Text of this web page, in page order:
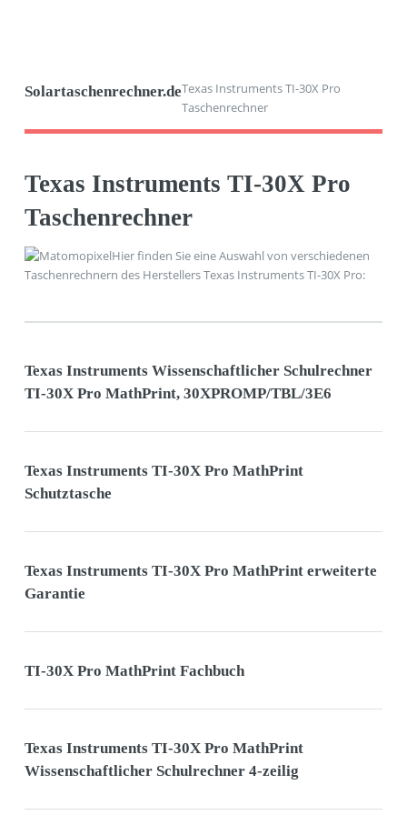
Solartaschenrechner.deTexas Instruments TI-30X Pro
Taschenrechner
Texas Instruments TI-30X Pro
Taschenrechner
Hier finden Sie eine Auswahl von verschiedenen
Taschenrechnern des Herstellers Texas Instruments TI-30X Pro:
Texas Instruments Wissenschaftlicher Schulrechner
TI-30X Pro MathPrint, 30XPROMP/TBL/3E6
Texas Instruments TI-30X Pro MathPrint
Schutztasche
Texas Instruments TI-30X Pro MathPrint erweiterte
Garantie
TI-30X Pro MathPrint Fachbuch
Texas Instruments TI-30X Pro MathPrint
Wissenschaftlicher Schulrechner 4-zeilig